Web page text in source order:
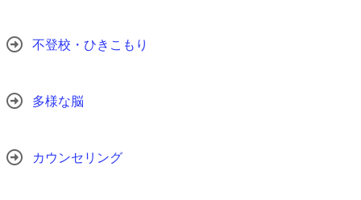
不登校・ひきこもり
多様な脳
カウンセリング